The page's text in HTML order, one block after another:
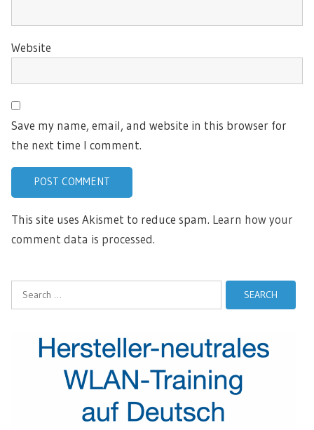
Website
Save my name, email, and website in this browser for
the next time I comment.
This site uses Akismet to reduce spam. Learn how your
comment data is processed.
Search
for: